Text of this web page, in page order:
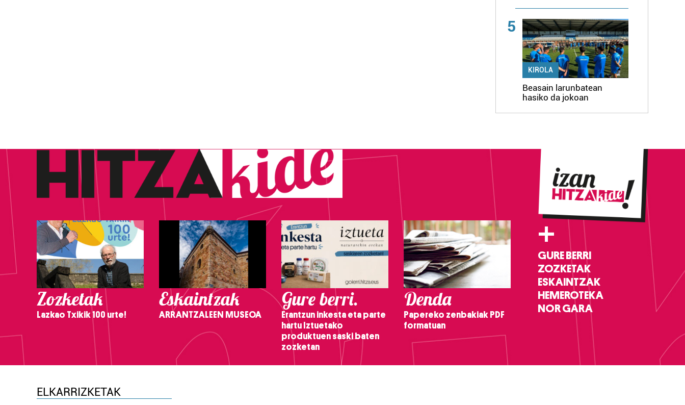
5
KIROLA
Beasain larunbatean
hasiko da jokoan
Zozketak
Lazkao Txikik 100 urte!
Eskaintzak
ARRANTZALEEN MUSEOA
Gure berri.
Erantzun inkesta eta parte
hartu Iztuetako
produktuen saski baten
zozketan
Denda
Papereko zenbakiak PDF
formatuan
+
GURE BERRI
ZOZKETAK
ESKAINTZAK
HEMEROTEKA
NOR GARA
ELKARRIZKETAK